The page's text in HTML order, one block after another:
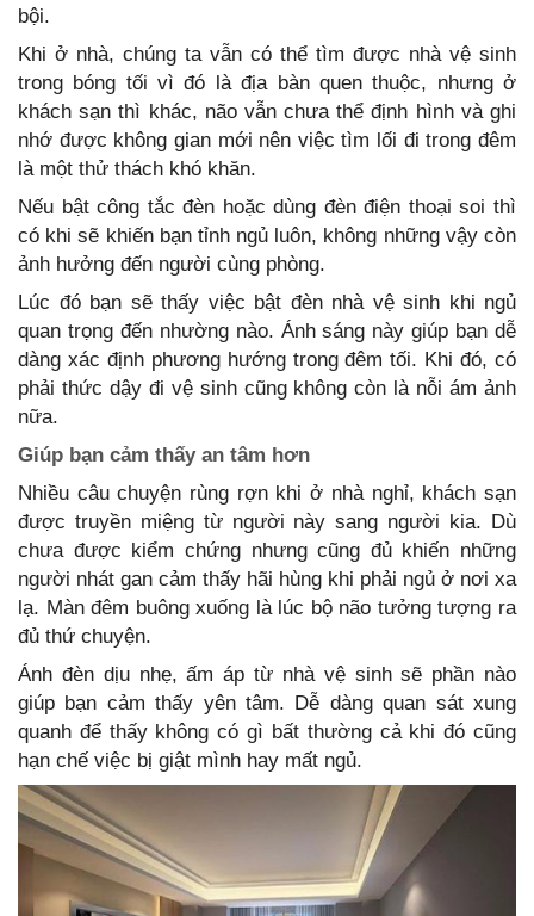
bội.
Khi ở nhà, chúng ta vẫn có thể tìm được nhà vệ sinh
trong bóng tối vì đó là địa bàn quen thuộc, nhưng ở
khách sạn thì khác, não vẫn chưa thể định hình và ghi
nhớ được không gian mới nên việc tìm lối đi trong đêm
là một thử thách khó khăn.
Nếu bật công tắc đèn hoặc dùng đèn điện thoại soi thì
có khi sẽ khiến bạn tỉnh ngủ luôn, không những vậy còn
ảnh hưởng đến người cùng phòng.
Lúc đó bạn sẽ thấy việc bật đèn nhà vệ sinh khi ngủ
quan trọng đến nhường nào. Ánh sáng này giúp bạn dễ
dàng xác định phương hướng trong đêm tối. Khi đó, có
phải thức dậy đi vệ sinh cũng không còn là nỗi ám ảnh
nữa.
Giúp bạn cảm thấy an tâm hơn
Nhiều câu chuyện rùng rợn khi ở nhà nghỉ, khách sạn
được truyền miệng từ người này sang người kia. Dù
chưa được kiểm chứng nhưng cũng đủ khiến những
người nhát gan cảm thấy hãi hùng khi phải ngủ ở nơi xa
lạ. Màn đêm buông xuống là lúc bộ não tưởng tượng ra
đủ thứ chuyện.
Ánh đèn dịu nhẹ, ấm áp từ nhà vệ sinh sẽ phần nào
giúp bạn cảm thấy yên tâm. Dễ dàng quan sát xung
quanh để thấy không có gì bất thường cả khi đó cũng
hạn chế việc bị giật mình hay mất ngủ.